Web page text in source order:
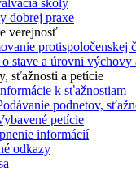
školy
dobrej praxe
verejnosť
protispoločenskej
o stave a úrovni výchovy
sťažnosti a petície
k sťažnostiam
podnetov,
petície
informácií
odkazy